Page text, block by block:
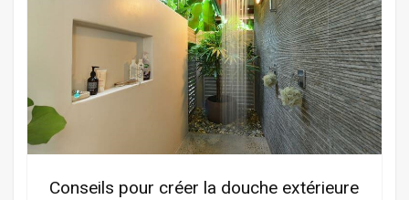
Conseils pour créer la douche extérieure